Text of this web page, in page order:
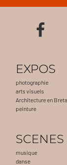
EXPOS
photographie
arts visuels
Architecture en
peinture
SCENES
musique
danse